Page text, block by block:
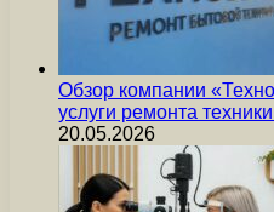
Обзор компании
услуги ремонта
20.05.2026